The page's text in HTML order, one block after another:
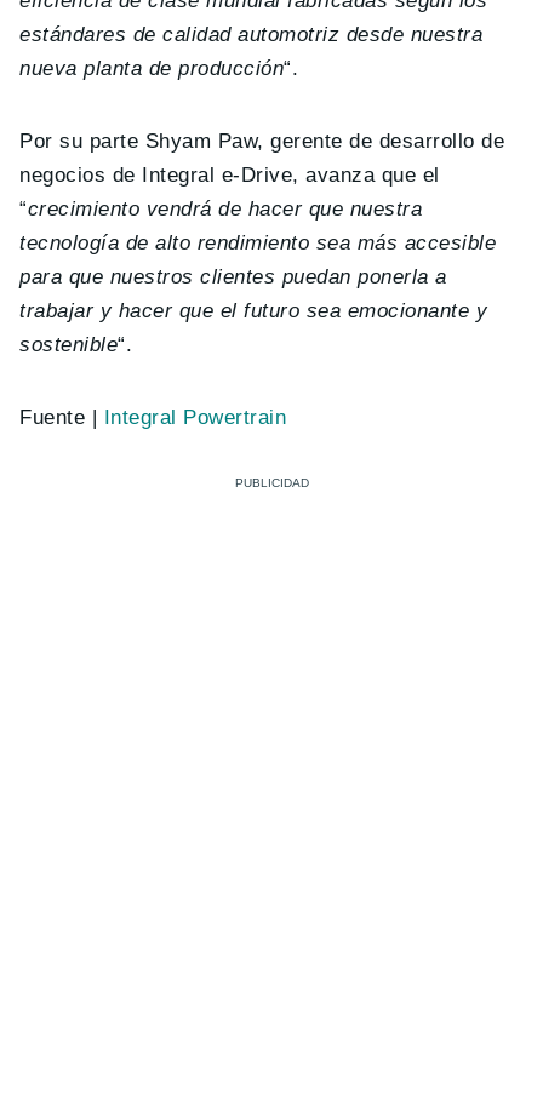
estándares de calidad automotriz desde nuestra
nueva planta de producción“.
Por su parte Shyam Paw, gerente de desarrollo de
negocios de Integral e-Drive, avanza que el
“crecimiento vendrá de hacer que nuestra
tecnología de alto rendimiento sea más accesible
para que nuestros clientes puedan ponerla a
trabajar y hacer que el futuro sea emocionante y
sostenible“.
Fuente | Integral Powertrain